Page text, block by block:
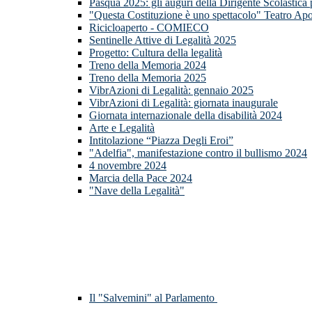
Pasqua 2025: gli auguri della Dirigente Scolastica
"Questa Costituzione è uno spettacolo" Teatro
Ricicloaperto - COMIECO
Sentinelle Attive di Legalità 2025
Progetto: Cultura della legalità
Treno della Memoria 2024
Treno della Memoria 2025
VibrAzioni di Legalità: gennaio 2025
VibrAzioni di Legalità: giornata inaugurale
Giornata internazionale della disabilità 2024
Arte e Legalità
Intitolazione “Piazza Degli Eroi”
"Adelfia", manifestazione contro il bullismo 2024
4 novembre 2024
Marcia della Pace 2024
"Nave della Legalità"
Il "Salvemini" al Parlamento